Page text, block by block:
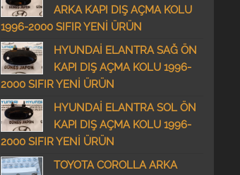
ARKA KAPI DIŞ AÇMA KOLU
1996-2000 SIFIR YENİ ÜRÜN
HYUNDAİ ELANTRA SAĞ ÖN
KAPI DIŞ AÇMA KOLU 1996-
2000 SIFIR YENİ ÜRÜN
HYUNDAİ ELANTRA SOL ÖN
KAPI DIŞ AÇMA KOLU 1996-
2000 SIFIR YENİ ÜRÜN
TOYOTA COROLLA ARKA